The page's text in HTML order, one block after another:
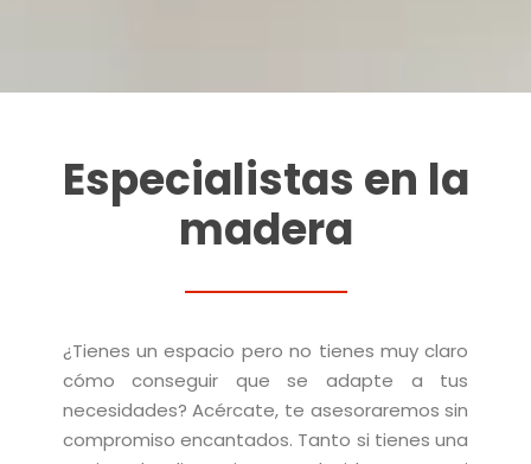
Especialistas en la
madera
¿Tienes un espacio pero no tienes muy claro
cómo conseguir que se adapte a tus
necesidades? Acércate, te asesoraremos sin
compromiso encantados. Tanto si tienes una